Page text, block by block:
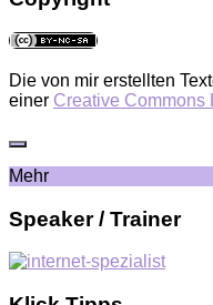
Die von mir erstellten
einer Creative Commons
Mehr
Speaker / Trainer